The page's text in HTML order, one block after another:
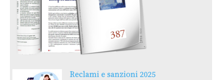
Reclami e sanzioni 2025